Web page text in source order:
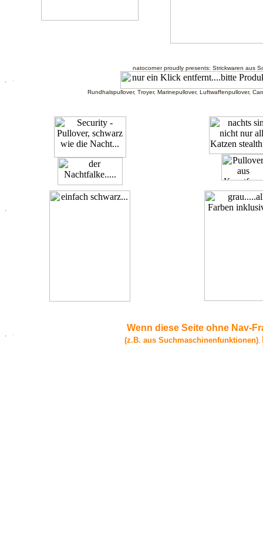
.
natocorner proudly presents: Strickwaren aus
Rundhalspullover, Troyer, Marinepullover, Luftwaffenpullover,
.
.
Wenn diese Seite ohne Nav-
(z.B. aus Suchmaschinenfunktionen),